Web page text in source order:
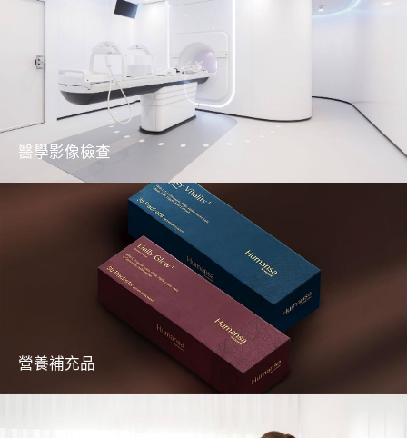
專業細心、臨床經驗豐富的專科醫生及護士團
隊為您提供胃鏡、大腸鏡、膀胱鏡、乙狀結腸
鏡檢查
了解更多
醫學影像服務包括超聲波、乳房造影、電腦
斷層掃描等
醫學影像檢查
營養補充品